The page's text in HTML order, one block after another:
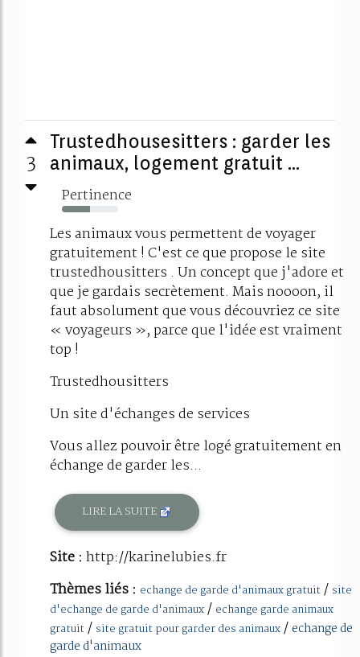
3
Trustedhousesitters : garder les
animaux, logement gratuit ...
Pertinence
50%
Les animaux vous permettent de voyager
gratuitement ! C'est ce que propose le site
trustedhousitters . Un concept que j'adore et
que je gardais secrètement. Mais noooon, il
faut absolument que vous découvriez ce site
« voyageurs », parce que l'idée est vraiment
top !
Trustedhousitters
Un site d'échanges de services
Vous allez pouvoir être logé gratuitement en
échange de garder les...
LIRE LA SUITE
Site : http://karinelubies.fr
Thèmes liés : echange de garde d'animaux gratuit / site
d'echange de garde d'animaux/ echange garde animaux
gratuit / site gratuit pour garder des animaux/ echange de
garde d'animaux